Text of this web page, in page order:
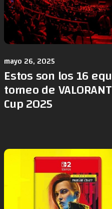
mayo 26, 2025
Estos son los 16
torneo de
Cup 2025